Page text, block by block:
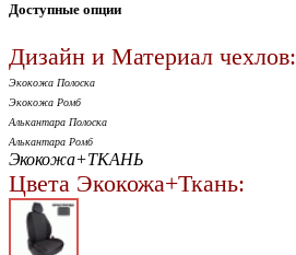
Доступные опции
Дизайн и Материал чехлов:
Экокожа Полоска
Экокожа Ромб
Алькантара Полоска
Алькантара Ромб
Экокожа+ТКАНЬ
Цвета Экокожа+Ткань: